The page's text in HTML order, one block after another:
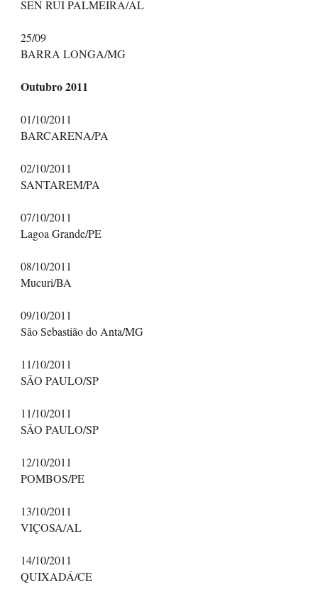
SEN RUI PALMEIRA/AL
25/09
BARRA LONGA/MG
Outubro 2011
01/10/2011
BARCARENA/PA
02/10/2011
SANTAREM/PA
07/10/2011
Lagoa Grande/PE
08/10/2011
Mucuri/BA
09/10/2011
São Sebastião do Anta/MG
11/10/2011
SÃO PAULO/SP
11/10/2011
SÃO PAULO/SP
12/10/2011
POMBOS/PE
13/10/2011
VIÇOSA/AL
14/10/2011
QUIXADÁ/CE